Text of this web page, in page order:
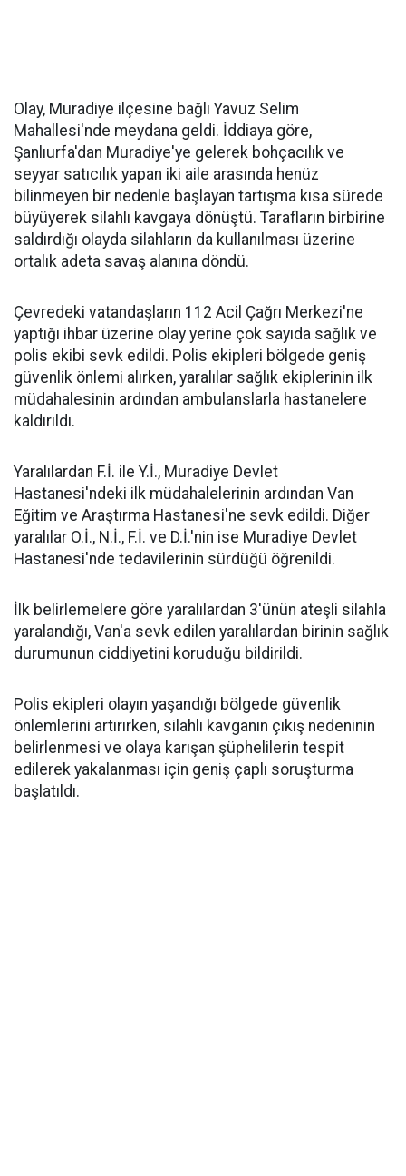
Olay, Muradiye ilçesine bağlı Yavuz Selim
Mahallesi'nde meydana geldi. İddiaya göre,
Şanlıurfa'dan Muradiye'ye gelerek bohçacılık ve
seyyar satıcılık yapan iki aile arasında henüz
bilinmeyen bir nedenle başlayan tartışma kısa sürede
büyüyerek silahlı kavgaya dönüştü. Tarafların birbirine
saldırdığı olayda silahların da kullanılması üzerine
ortalık adeta savaş alanına döndü.
Çevredeki vatandaşların 112 Acil Çağrı Merkezi'ne
yaptığı ihbar üzerine olay yerine çok sayıda sağlık ve
polis ekibi sevk edildi. Polis ekipleri bölgede geniş
güvenlik önlemi alırken, yaralılar sağlık ekiplerinin ilk
müdahalesinin ardından ambulanslarla hastanelere
kaldırıldı.
Yaralılardan F.İ. ile Y.İ., Muradiye Devlet
Hastanesi'ndeki ilk müdahalelerinin ardından Van
Eğitim ve Araştırma Hastanesi'ne sevk edildi. Diğer
yaralılar O.İ., N.İ., F.İ. ve D.İ.'nin ise Muradiye Devlet
Hastanesi'nde tedavilerinin sürdüğü öğrenildi.
İlk belirlemelere göre yaralılardan 3'ünün ateşli silahla
yaralandığı, Van'a sevk edilen yaralılardan birinin sağlık
durumunun ciddiyetini koruduğu bildirildi.
Polis ekipleri olayın yaşandığı bölgede güvenlik
önlemlerini artırırken, silahlı kavganın çıkış nedeninin
belirlenmesi ve olaya karışan şüphelilerin tespit
edilerek yakalanması için geniş çaplı soruşturma
başlatıldı.